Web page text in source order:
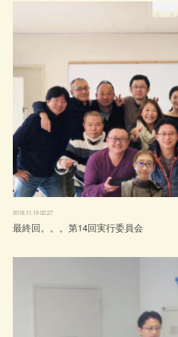
2018.11.19 02:27
最終回。。。第14回実行委員会